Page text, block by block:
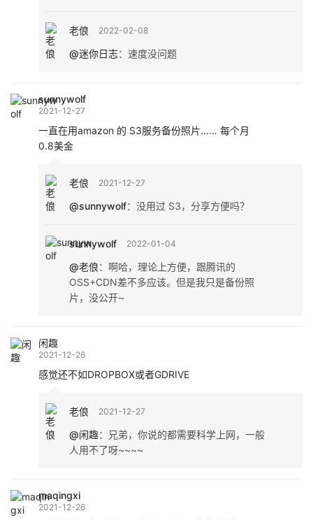
老俍 2022-02-08
@迷你日志： 速度没问题
sunnywolf
2021-12-27
一直在用amazon 的 S3服务备份照片…… 每个月
0.8美金
老俍 2021-12-27
@sunnywolf： 没用过 S3，分享方便吗？
sunnywolf 2022-01-04
@老俍： 啊哈，理论上方便，跟腾讯的
OSS+CDN差不多应该。但是我只是备份照
片，没公开~
闲趣
2021-12-26
感觉还不如DROPBOX或者GDRIVE
老俍 2021-12-27
@闲趣：
兄弟，你说的都需要科学上网，一般
人用不了呀~~~~
maqingxi
2021-12-26